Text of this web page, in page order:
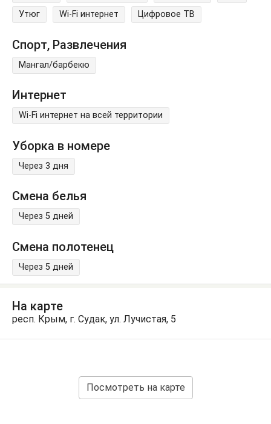
Утюг
Wi-Fi интернет Цифровое ТВ
Спорт, Развлечения
Мангал/барбекю
Интернет
Wi-Fi интернет на всей территории
Уборка в номере
Через 3 дня
Смена белья
Через 5 дней
Смена полотенец
Через 5 дней
На карте
респ. Крым, г. Судак, ул. Лучистая, 5
Посмотреть на карте